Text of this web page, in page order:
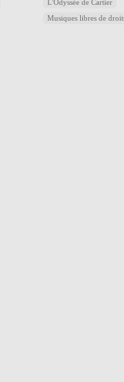
L'Odyssée de Cartier
Musiques libres de